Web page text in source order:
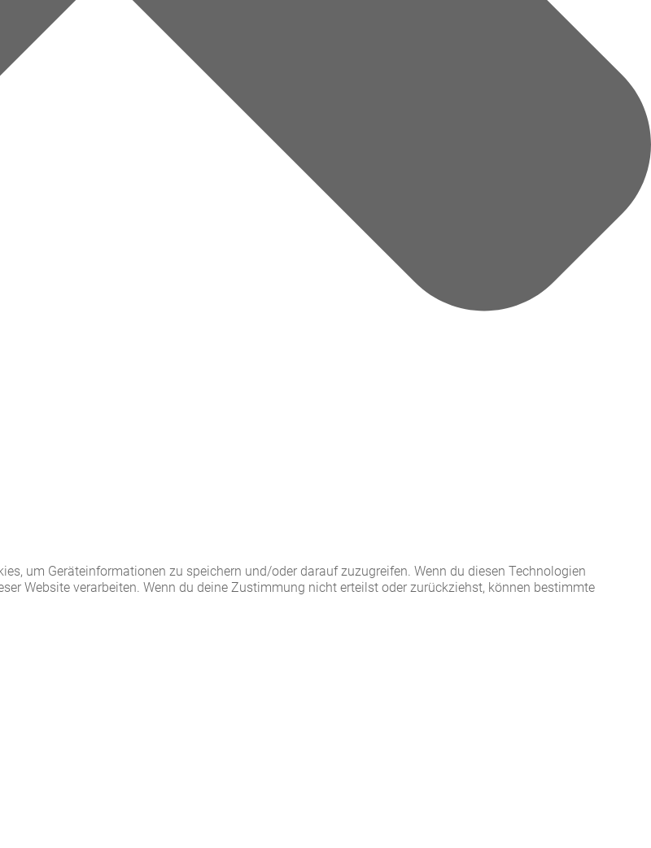
um Geräteinformationen zu speichern und/oder darauf zuzugreifen. Wenn du diesen Technologien
Website verarbeiten. Wenn du deine Zustimmung nicht erteilst oder zurückziehst, können bestimmte